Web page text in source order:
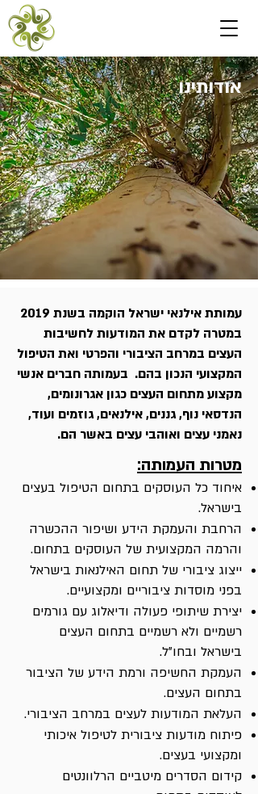
אודותינו
עמותת אילנאי ישראל הוקמה בשנת 2019
במטרה לקדם את המודעות לחשיבות
העצים במרחב הציבורי והפרטי ואת הטיפול
המקצועי הנכון בהם. בעמותה חברים אנשי
מקצוע מתחום העצים כגון אגרונומים,
הנדסאי נוף, גננים, אילנאים, גוזמים ועוד,
נאמני עצים ואוהבי עצים באשר הם.
מטרות העמותה:
איחוד כל העוסקים בתחום הטיפול בעצים
בישראל.
הרחבת והעמקת הידע ושיפור ההכשרה
והרמה המקצועית של העוסקים בתחום.
ייצוג ציבורי של תחום האילנאות בישראל
בפני מוסדות ציבוריים ומקצועיים.
יצירת שיתופי פעולה ודיאלוג עם גורמים
רשמיים ולא רשמיים בתחום העצים
בישראל ובחו"ל.
העמקת החשיפה ורמת הידע של הציבור
בתחום העצים.
העלאת המודעות לעצים במרחב הציבורי.
פיתוח מודעות ציבורית לטיפול איכותי
ומקצועי בעצים.
קידום הסדרים מיטביים הרלוונטים